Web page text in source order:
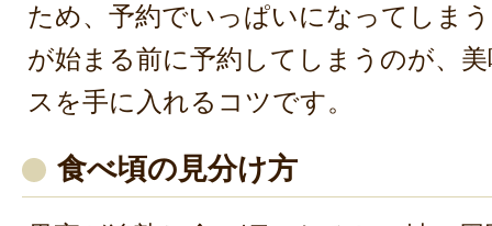
ため、予約でいっぱいになってしま
が始まる前に予約してしまうのが、
スを手に入れるコツです。
食べ頃の見分け方